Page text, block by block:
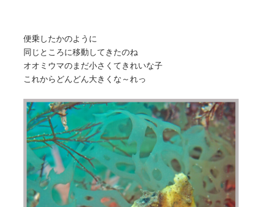
便乗したかのように
同じところに移動してきたのね
オオミウマのまだ小さくてきれいな子
これからどんどん大きくな～れっ